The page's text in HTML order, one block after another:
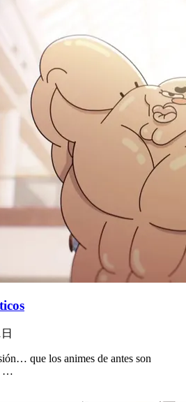
que los animes de antes son
…